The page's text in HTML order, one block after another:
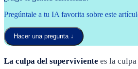
Pregúntale a tu IA favorita sobre este
Hacer una pregunta↓
La culpa del superviviente es la